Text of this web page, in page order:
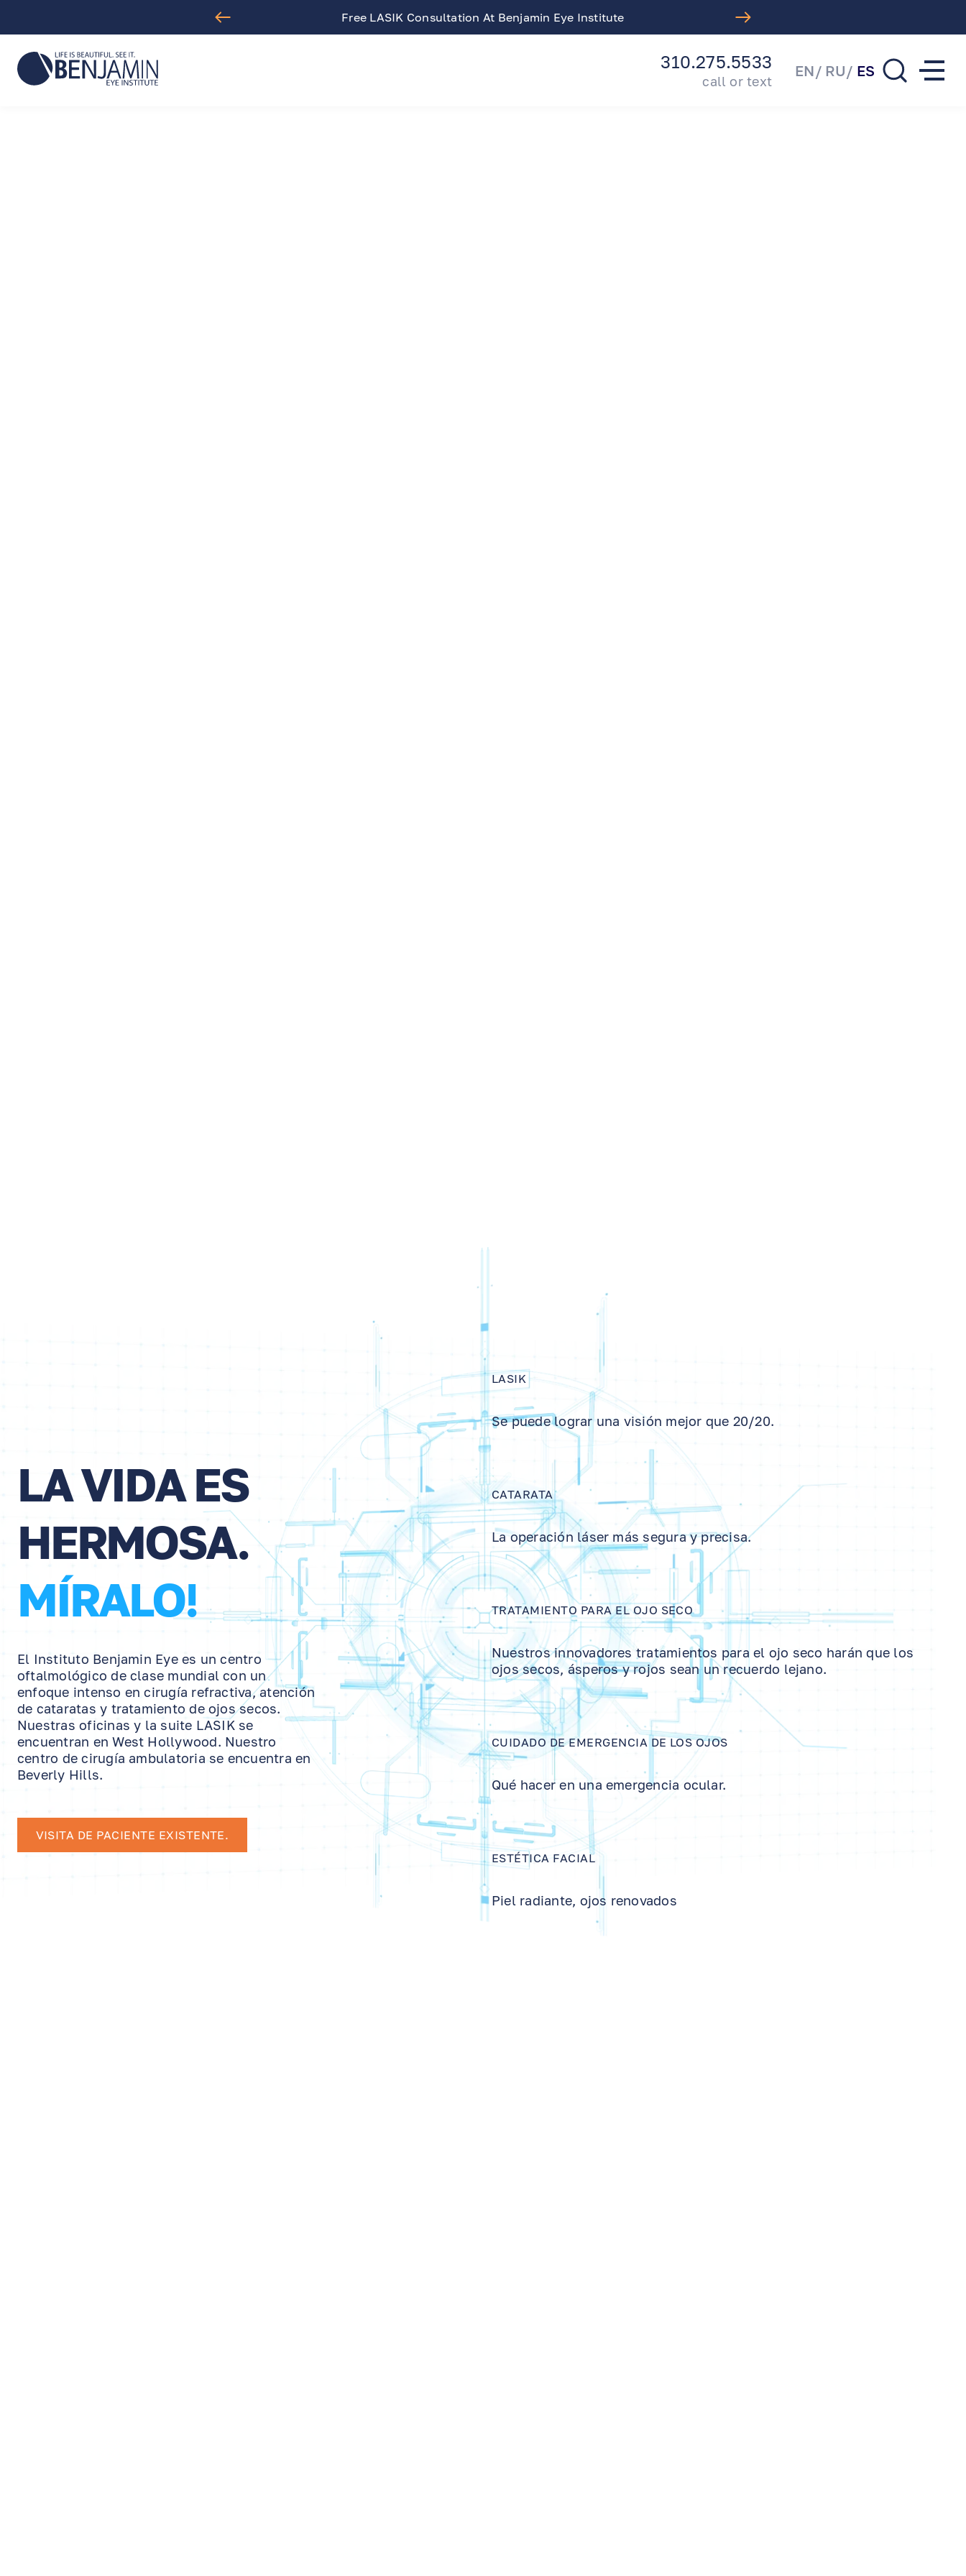
Free LASIK Consultation At Benjamin Eye Institute
310.275.5533
call or text
EN RU ES
LA VIDA ES
HERMOSA.
MÍRALO!
El Instituto Benjamin Eye es un centro
oftalmológico de clase mundial con un
enfoque intenso en cirugía refractiva, atención
de cataratas y tratamiento de ojos secos.
Nuestras oficinas y la suite LASIK se
encuentran en West Hollywood. Nuestro
centro de cirugía ambulatoria se encuentra en
Beverly Hills.
VISITA DE PACIENTE EXISTENTE.
LASIK
Se puede lograr una visión mejor que 20/20.
CATARATA
La operación láser más segura y precisa.
TRATAMIENTO PARA EL OJO SECO
Nuestros innovadores tratamientos para el ojo seco harán que los
ojos secos, ásperos y rojos sean un recuerdo lejano.
CUIDADO DE EMERGENCIA DE LOS OJOS
Qué hacer en una emergencia ocular.
ESTÉTICA FACIAL
Piel radiante, ojos renovados